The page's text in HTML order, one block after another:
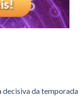
decisiva da temporada